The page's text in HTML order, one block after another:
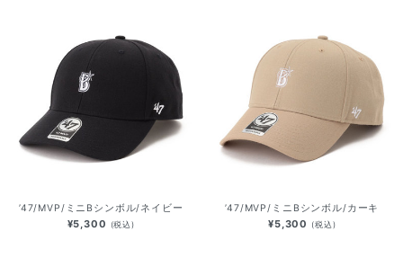
’47/MVP/ミニBシンボル/ネイビー
¥5,300 (税込)
’47/MVP/ミニBシンボル/カーキ
¥5,300 (税込)